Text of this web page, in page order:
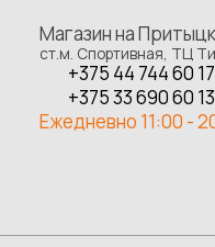
Магазин на
ст.м. Спортивная, ТЦ
+375 44 744 60 17
+375 33 690 60 13
Ежедневно 11:00 -